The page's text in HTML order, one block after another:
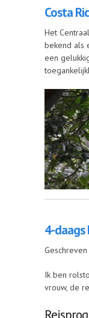
Costa
Het
bekend als
een
4-daags
Ik ben
vrouw, de